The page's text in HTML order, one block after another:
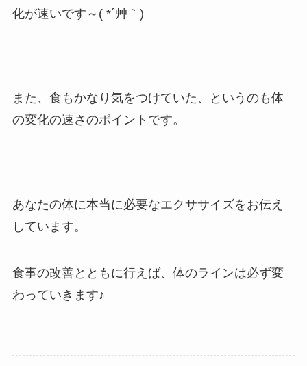
化が速いです～( *´艸｀)
また、食もかなり気をつけていた、というのも体
の変化の速さのポイントです。
あなたの体に本当に必要なエクササイズをお伝え
しています。
食事の改善とともに行えば、体のラインは必ず変
わっていきます♪